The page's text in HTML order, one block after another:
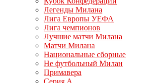
Легенды Милана
Лига Европы УЕФА
Лига чемпионов
Лучшие матчи Милана
Матчи Милана
Национальные сборные
Не футбольный Милан
Примавера
Серия А